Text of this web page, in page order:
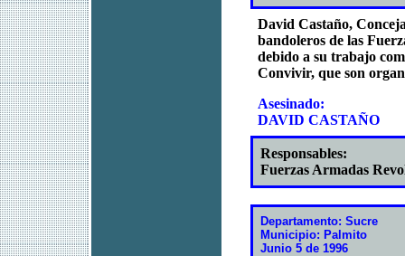
David Castaño,
bandoleros de las
debido a su trabajo
Convivir, que son
Asesinado:
DAVID CASTAÑO
Responsables:
Fuerzas Armadas
Departamento: Sucre
Municipio: Palmito
Junio 5 de 1996